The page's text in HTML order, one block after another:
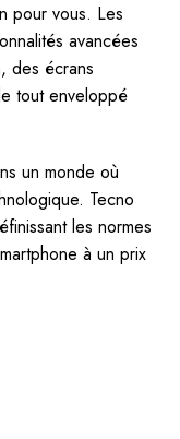
pour vous. Les
avancées
des écrans
tout enveloppé
un monde où
Tecno
les normes
à un prix